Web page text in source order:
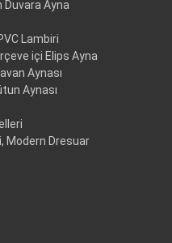
Duvara Ayna
Lambiri
içi Elips Ayna
Aynası
Aynası
Modern Dresuar